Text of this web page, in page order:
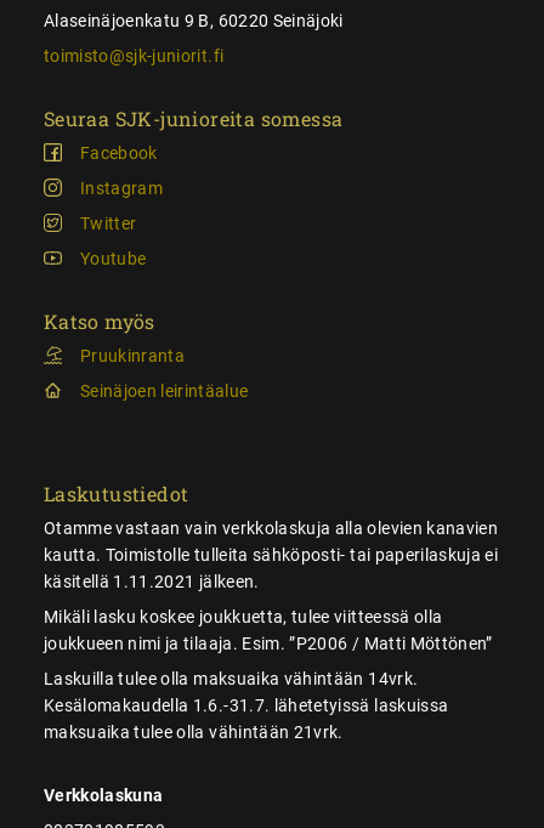
Alaseinäjoenkatu 9 B, 60220 Seinäjoki
toimisto@sjk-juniorit.fi
Seuraa SJK-junioreita somessa
Facebook
Instagram
Twitter
Youtube
Katso myös
Pruukinranta
Seinäjoen leirintäalue
Laskutustiedot
Otamme vastaan vain verkkolaskuja alla olevien kanavien
kautta. Toimistolle tulleita sähköposti- tai paperilaskuja ei
käsitellä 1.11.2021 jälkeen.
Mikäli lasku koskee joukkuetta, tulee viitteessä olla
joukkueen nimi ja tilaaja. Esim. ”P2006 / Matti Möttönen”
Laskuilla tulee olla maksuaika vähintään 14vrk.
Kesälomakaudella 1.6.-31.7. lähetetyissä laskuissa
maksuaika tulee olla vähintään 21vrk.
Verkkolaskuna